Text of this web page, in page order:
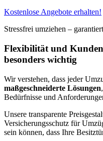
Kostenlose Angebote erhalten!
Stressfrei umziehen –
Flexibilität und
besonders wichtig
Wir verstehen, dass jeder
maßgeschneiderte Lösungen
Bedürfnisse und
Unsere transparente
Versicherungsschutz für
sein können, dass Ihre